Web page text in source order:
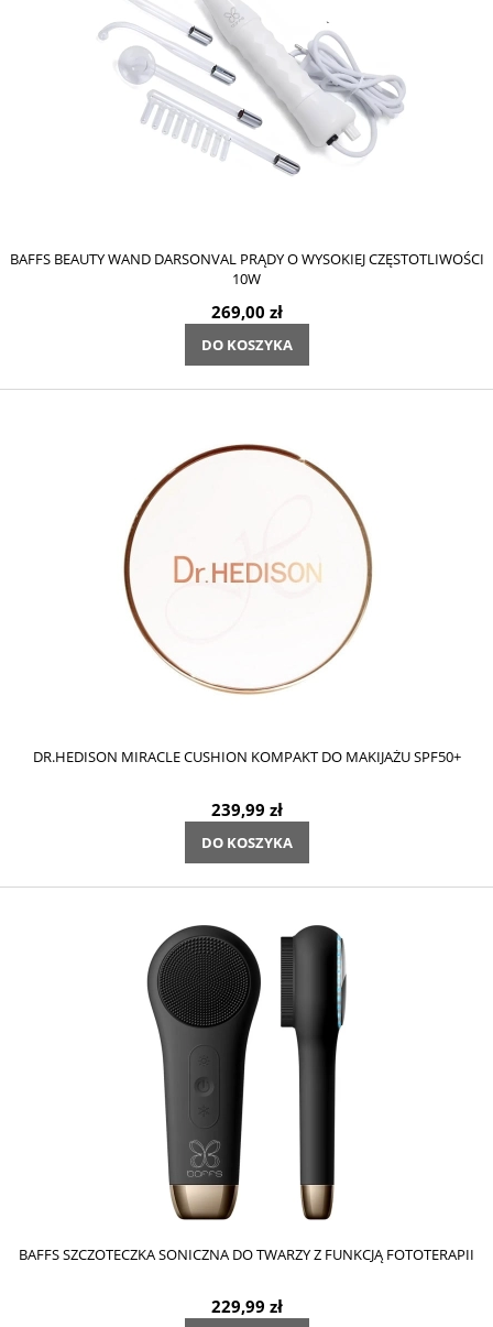
BAFFS BEAUTY WAND DARSONVAL PRĄDY O WYSOKIEJ CZĘSTOTLIWOŚCI
10W
269,00 zł
DO KOSZYKA
DR.HEDISON MIRACLE CUSHION KOMPAKT DO MAKIJAŻU SPF50+
239,99 zł
DO KOSZYKA
BAFFS SZCZOTECZKA SONICZNA DO TWARZY Z FUNKCJĄ FOTOTERAPII
229,99 zł